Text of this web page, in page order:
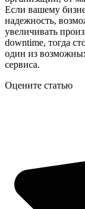
Если вашему
надежность,
увеличивать
downtime, тогда
один из
сервиса.
Оцените статью